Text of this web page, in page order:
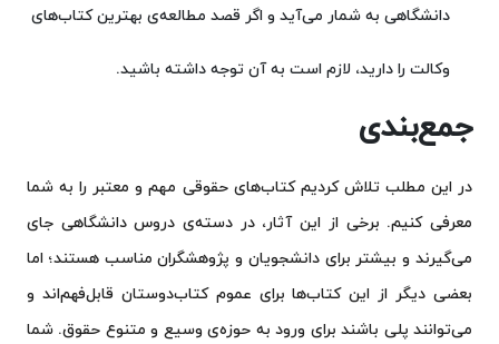
دانشگاهی به شمار می‌آید و اگر قصد مطالعه‌ی بهترین کتاب‌های
وکالت را دارید، لازم است به آن توجه داشته باشید.
جمع‌بندی
در این مطلب تلاش کردیم کتاب‌های حقوقی مهم و معتبر را به شما
معرفی کنیم. برخی از این آثار، در دسته‌ی دروس دانشگاهی جای
می‌گیرند و بیشتر برای دانشجویان و پژوهشگران مناسب هستند؛ اما
بعضی دیگر از این کتاب‌ها برای عموم کتاب‌دوستان قابل‌فهم‌اند و
می‌توانند پلی باشند برای ورود به حوزه‌ی وسیع و متنوع حقوق. شما